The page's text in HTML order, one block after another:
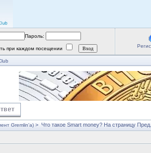
Пароль:
при каждом посещении
Gremlin'a) > Что такое Smart money? На страницу Пред.